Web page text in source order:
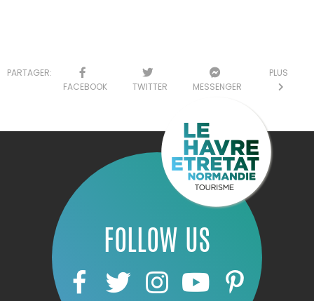
PARTAGER:
FACEBOOK
TWITTER MESSENGER
PLUS
FOLLOW US